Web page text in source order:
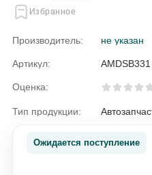
Избранное
Производитель: не указан
Артикул: AMDSB331
Оценка:
Тип продукции:
Ожидается поступление